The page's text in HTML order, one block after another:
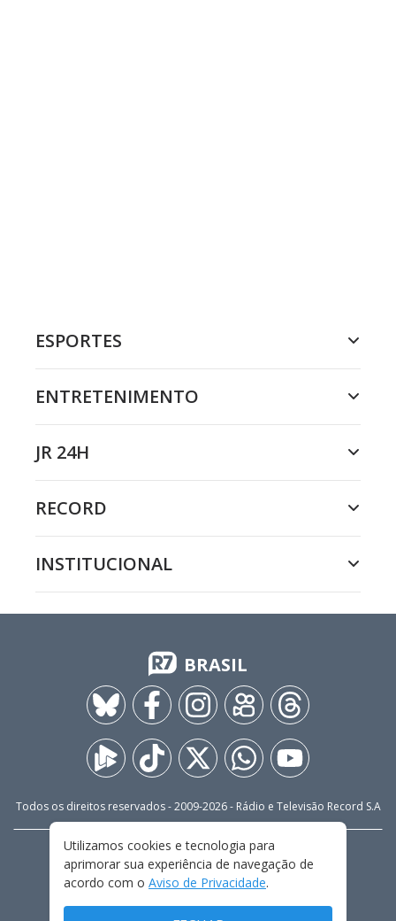
ESPORTES
ENTRETENIMENTO
JR 24H
RECORD
INSTITUCIONAL
BRASIL
Todos os direitos reservados - 2009-2026- Rádio e Televisão Record S.A
FALE CONOSCO
PRIVACIDADE
TERMOS E CONDIÇÕES DE USO
Utilizamos cookies e tecnologia para
aprimorar sua experiência de navegação de
acordo com o Aviso de Privacidade.